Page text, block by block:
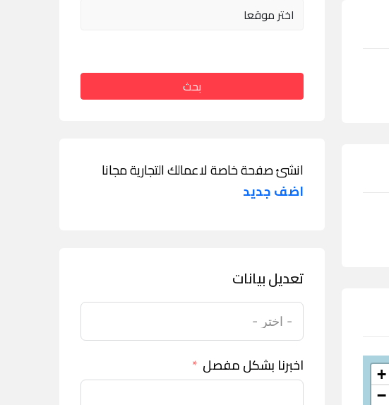
+
−
بحث
انشئ صفحة خاصة لاعمالك التجارية مجانا
اضف جديد
تعديل بيانات
اخبرنا بشكل مفصل